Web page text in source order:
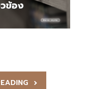
2562-2564)